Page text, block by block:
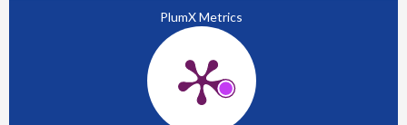
PlumX Metrics